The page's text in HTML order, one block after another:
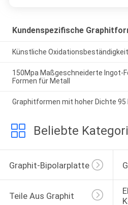
Kundenspezifische
Künstliche Oxidationsbeständigkeit
150Mpa Maßgeschneiderte Ingot-
Formen für Metall
Graphitformen mit hoher Dichte 95
Beliebte
Graphit-Bipolarplatte
Teile Aus Graphit